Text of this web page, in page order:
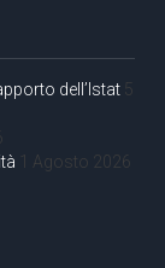
dell’Istat 5
1 Agosto 2026